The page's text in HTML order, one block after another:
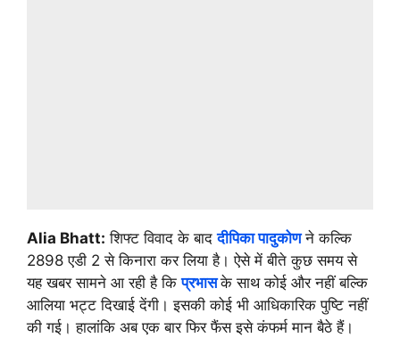
Alia Bhatt: शिफ्ट विवाद के बाददीपिका पादुकोणने कल्कि
2898 एडी 2 से किनारा कर लिया है। ऐसे में बीते कुछ समय से
यह खबर सामने आ रही है किप्रभास के साथ कोई और नहीं बल्कि
आलिया भट्ट दिखाई देंगी। इसकी कोई भी आधिकारिक पुष्टि नहीं
की गई। हालांकि अब एक बार फिर फैंस इसे कंफर्म मान बैठे हैं।